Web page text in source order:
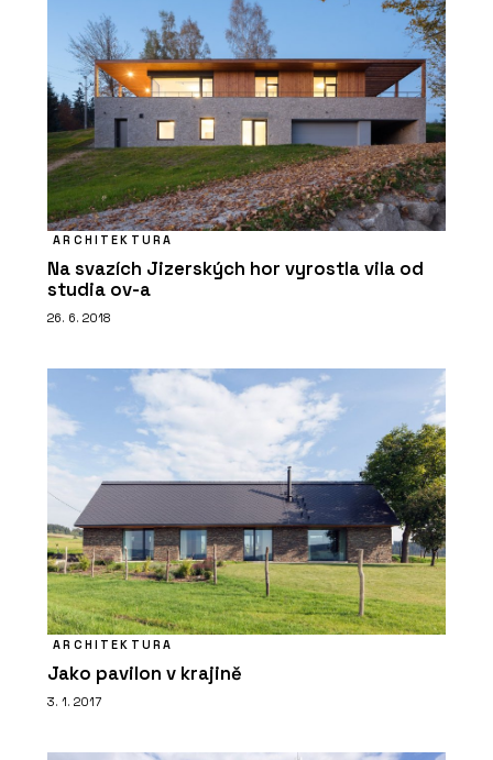
ARCHITEKTURA
Na svazích Jizerských hor vyrostla vila od
studia ov-a
26. 6. 2018
ARCHITEKTURA
Jako pavilon v krajině
3. 1. 2017